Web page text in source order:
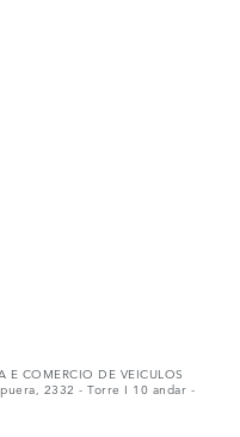
E COMERCIO DE VEICULOS
2332 - Torre I 10 andar -